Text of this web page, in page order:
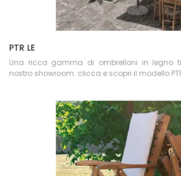
PTR LE
Una ricca gamma di ombrelloni in legno
nostro showroom: clicca e scopri il modello